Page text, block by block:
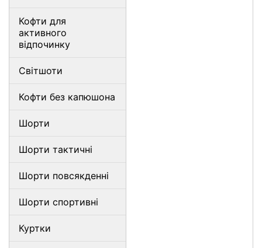
Кофти для
активного
відпочинку
Світшоти
Кофти без капюшона
Шорти
Шорти тактичні
Шорти повсякденні
Шорти спортивні
Куртки